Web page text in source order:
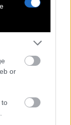
or
toτην
τίτλο